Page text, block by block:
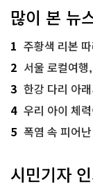
많이 본 뉴
1 주황색 리본 따라
2 서울 로컬여
3 한강 다리 아
4 우리 아이 체
5 폭염 속 피어
시민기자